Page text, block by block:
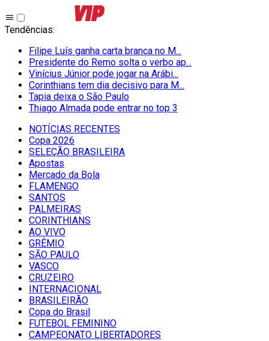
Tendências:
Filipe Luís ganha carta branca no M...
Presidente do Remo solta o verbo ap...
Vinícius Júnior pode jogar na Arábi...
Corinthians tem dia decisivo para M...
Tapia deixa o São Paulo
Thiago Almada pode entrar no top 3
NOTÍCIAS RECENTES
Copa 2026
SELEÇÃO BRASILEIRA
Apostas
Mercado da Bola
FLAMENGO
SANTOS
PALMEIRAS
CORINTHIANS
AO VIVO
GRÊMIO
SĀO PAULO
VASCO
CRUZEIRO
INTERNACIONAL
BRASILEIRÃO
Copa do Brasil
FUTEBOL FEMININO
CAMPEONATO LIBERTADORES